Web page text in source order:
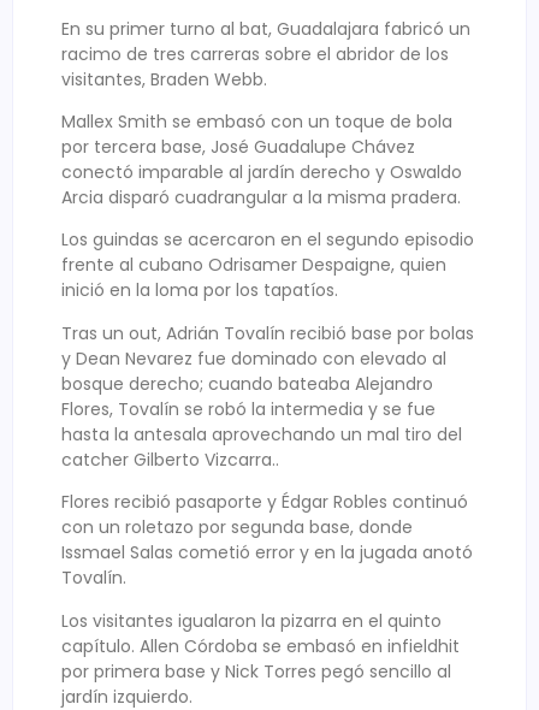
En su primer turno al bat, Guadalajara fabricó un
racimo de tres carreras sobre el abridor de los
visitantes, Braden Webb.
Mallex Smith se embasó con un toque de bola
por tercera base, José Guadalupe Chávez
conectó imparable al jardín derecho y Oswaldo
Arcia disparó cuadrangular a la misma pradera.
Los guindas se acercaron en el segundo episodio
frente al cubano Odrisamer Despaigne, quien
inició en la loma por los tapatíos.
Tras un out, Adrián Tovalín recibió base por bolas
y Dean Nevarez fue dominado con elevado al
bosque derecho; cuando bateaba Alejandro
Flores, Tovalín se robó la intermedia y se fue
hasta la antesala aprovechando un mal tiro del
catcher Gilberto Vizcarra..
Flores recibió pasaporte y Édgar Robles continuó
con un roletazo por segunda base, donde
Issmael Salas cometió error y en la jugada anotó
Tovalín.
Los visitantes igualaron la pizarra en el quinto
capítulo. Allen Córdoba se embasó en infieldhit
por primera base y Nick Torres pegó sencillo al
jardín izquierdo.